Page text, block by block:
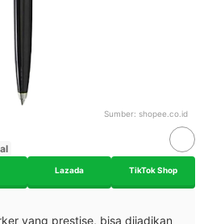
Sumber: shopee.co.id
Lazada TikTok Shop
yang prestise, bisa dijadikan